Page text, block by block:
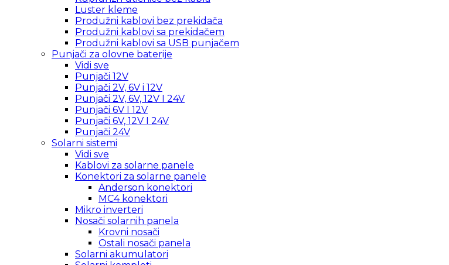
Luster kleme
Produžni kablovi bez prekidača
Produžni kablovi sa prekidačem
Produžni kablovi sa USB punjačem
Punjači za olovne baterije
Vidi sve
Punjači 12V
Punjači 2V, 6V i 12V
Punjači 2V, 6V, 12V I 24V
Punjači 6V I 12V
Punjači 6V, 12V I 24V
Punjači 24V
Solarni sistemi
Vidi sve
Kablovi za solarne panele
Konektori za solarne panele
Anderson konektori
MC4 konektori
Mikro inverteri
Nosači solarnih panela
Krovni nosači
Ostali nosači panela
Solarni akumulatori